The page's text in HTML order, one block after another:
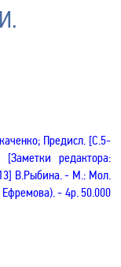
Предисл. [С.5-
редактора:
В.Рыбина. - М.: Мол.
- 4р. 50.000